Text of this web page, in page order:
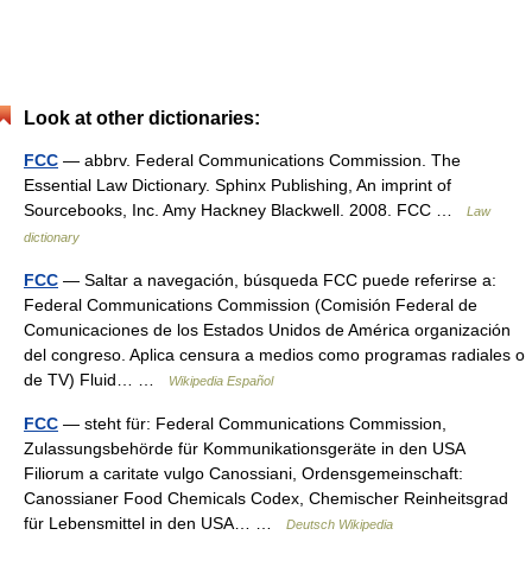
Look at other dictionaries:
FCC — abbrv. Federal Communications Commission. The
Essential Law Dictionary. Sphinx Publishing, An imprint of
Sourcebooks, Inc. Amy Hackney Blackwell. 2008. FCC …
Law
dictionary
FCC — Saltar a navegación, búsqueda FCC puede referirse a:
Federal Communications Commission (Comisión Federal de
Comunicaciones de los Estados Unidos de América organización
del congreso. Aplica censura a medios como programas radiales o
de TV) Fluid… …
Wikipedia Español
FCC — steht für: Federal Communications Commission,
Zulassungsbehörde für Kommunikationsgeräte in den USA
Filiorum a caritate vulgo Canossiani, Ordensgemeinschaft:
Canossianer Food Chemicals Codex, Chemischer Reinheitsgrad
für Lebensmittel in den USA… …
Deutsch Wikipedia